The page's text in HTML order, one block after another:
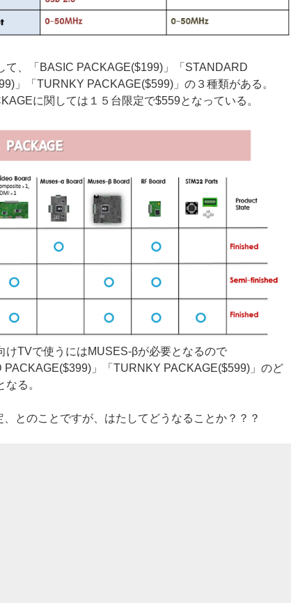
て、「BASIC PACKAGE($199)」「STANDARD
」「TURNKY PACKAGE($599)」の３種類がある。
に関しては１５台限定で$559となっている。
けTVで使うにはMUSES-βが必要となるので
PACKAGE($399)」「TURNKY PACKAGE($599)」のど
る。
、とのことですが、はたしてどうなることか？？？